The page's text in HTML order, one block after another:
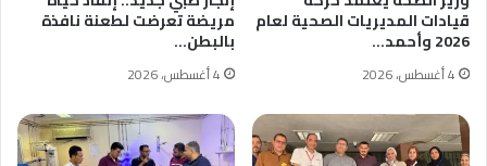
قيادات المديريات الصحية لعام
2026 وأحمد…
4 أغسطس، 2026
مريضة تعرضت لطعنة نافذة
بالبطن…
4 أغسطس، 2026